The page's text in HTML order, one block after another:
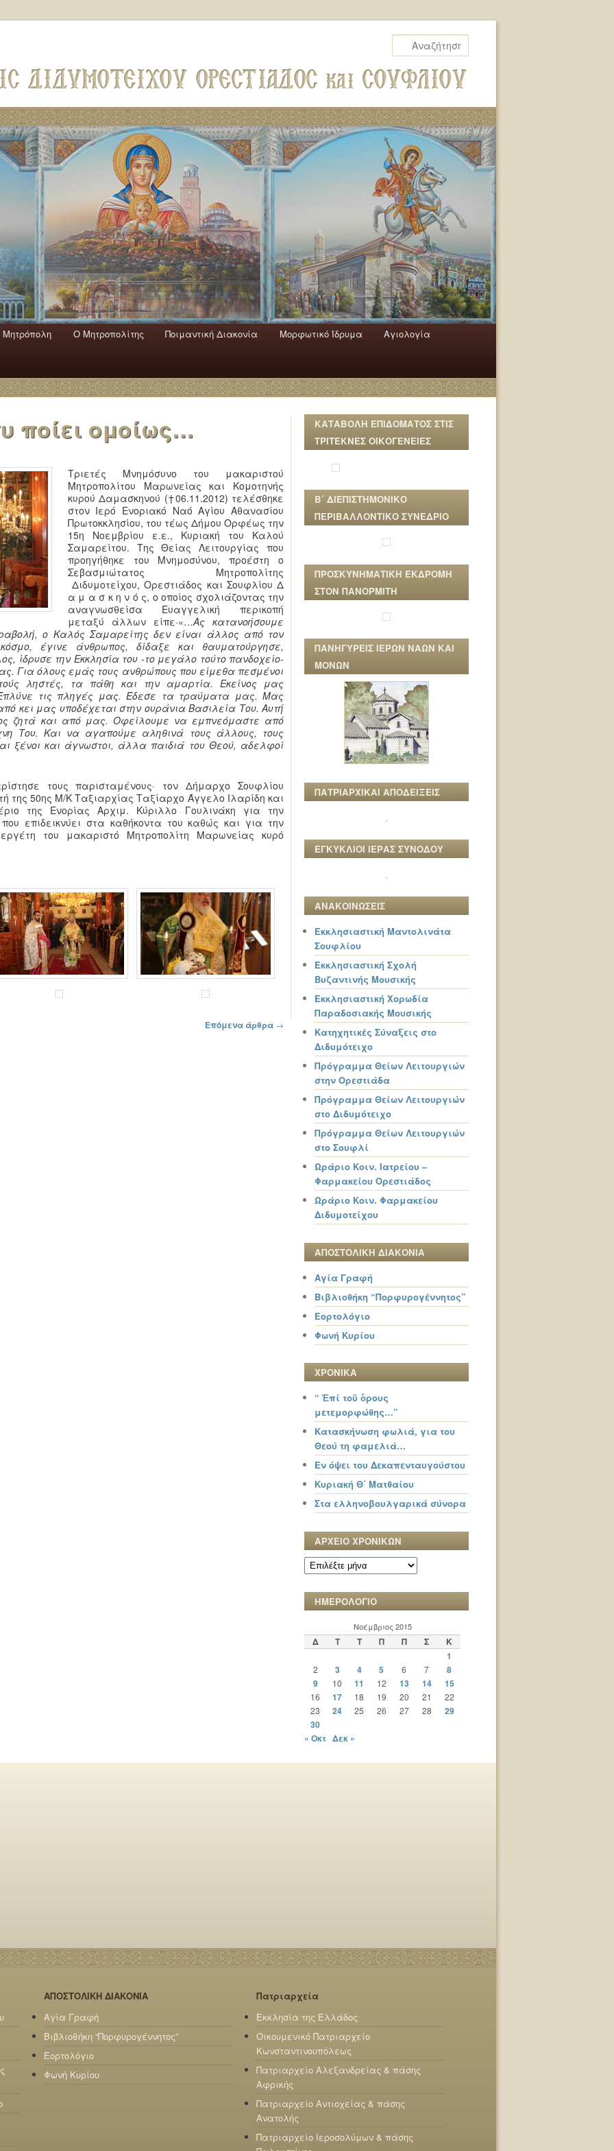
Mητρόπολη Ο Mητροπολίτης Ποιμαντική Διακονία Μορφωτικό Ίδρυμα Αγιολογία
ποίει ομοίως…
Τριετές Μνημόσυνο του μακαριστού
Μητροπολίτου Μαρωνείας και Κομοτηνής
κυρού Δαμασκηνού (†06.11.2012) τελέσθηκε
στον Ιερό Ενοριακό Ναό Αγίου Αθανασίου
Πρωτοκκλησίου, του τέως Δήμου Ορφέως την
15η Νοεμβρίου ε.ε., Κυριακή του Καλού
Σαμαρείτου. Της Θείας Λειτουργίας που
προηγήθηκε του Μνημοσύνου, προέστη ο
Σεβασμιώτατος Μητροπολίτης
Διδυμοτείχου, Ορεστιάδος και Σουφλίου Δ
α μ α σ κ η ν ό ς, ο οποίος σχολιάζοντας την
αναγνωσθείσα Ευαγγελική περικοπή
μεταξύ άλλων είπε·«…Ας κατανοήσουμε
ο Καλός Σαμαρείτης δεν είναι άλλος από τον
έγινε άνθρωπος, δίδαξε και θαυματούργησε,
ίδρυσε την Εκκλησία του -το μεγάλο τούτο πανδοχείο-
Για όλους εμάς τους ανθρώπους που είμεθα πεσμένοι
ληστές, τα πάθη και την αμαρτία. Εκείνος μας
τις πληγές μας. Έδεσε τα τραύματα μας. Μας
κει μας υποδέχεται στην ουράνια Βασιλεία Του. Αυτή
ζητά και από μας. Οφείλουμε να εμπνεόμαστε από
Του. Και να αγαπούμε αληθινά τους άλλους, τους
ξένοι και άγνωστοι, άλλα παιδιά του Θεού, αδελφοί
τους παρισταμένους· τον Δήμαρχο Σουφλίου
της 50ης Μ/Κ Ταξιαρχίας Ταξίαρχο Άγγελο Ιλαρίδη και
της Ενορίας Αρχιμ. Κύριλλο Γουλινάκη για την
επιδεικνύει στα καθήκοντα του καθώς και για την
του μακαριστό Μητροπολίτη Μαρωνείας κυρό
Επόμενα άρθρα →
ΚΑΤΑΒΟΛΗ ΕΠΙΔΟΜΑΤΟΣ ΣΤΙΣ
ΤΡΙΤΕΚΝΕΣ ΟΙΚΟΓΕΝΕΙΕΣ
Β΄ ΔΙΕΠΙΣΤΗΜΟΝΙΚΟ
ΠΕΡΙΒΑΛΛΟΝΤΙΚΟ ΣΥΝΕΔΡΙΟ
ΠΡΟΣΚΥΝΗΜΑΤΙΚΗ ΕΚΔΡΟΜΗ
ΣΤΟΝ ΠΑΝΟΡΜΙΤΗ
ΠΑΝΗΓΥΡΕΙΣ ΙΕΡΩΝ ΝΑΩΝ ΚΑΙ
ΜΟΝΩΝ
ΠΑΤΡΙΑΡΧΙΚΑΙ ΑΠΟΔΕΙΞΕΙΣ
ΕΓΚΥΚΛΙΟΙ ΙΕΡΑΣ ΣΥΝΟΔΟΥ
ΑΝΑΚΟΙΝΩΣΕΙΣ
Εκκλησιαστική Μαντολινάτα
Σουφλίου
Εκκλησιαστική Σχολή
Βυζαντινής Μουσικής
Εκκλησιαστική Χορωδία
Παραδοσιακής Μουσικής
Κατηχητικές Σύναξεις στο
Διδυμότειχο
Πρόγραμμα Θείων Λειτουργιών
στην Ορεστιάδα
Πρόγραμμα Θείων Λειτουργιών
στο Διδυμότειχο
Πρόγραμμα Θείων Λειτουργιών
στο Σουφλί
Ωράριο Κοιν. Ιατρείου –
Φαρμακείου Ορεστιάδος
Ωράριο Κοιν. Φαρμακείου
Διδυμοτείχου
ΑΠΟΣΤΟΛΙΚΗ ΔΙΑΚΟΝΙΑ
Αγία Γραφή
Βιβλιοθήκη “Πορφυρογέννητος”
Εορτολόγιο
Φωνή Κυρίου
ΧΡΟΝΙΚΑ
“ Ἐπί τοῦ ὄρους
μετεμορφώθης…”
Κατασκήνωση φωλιά, για του
Θεού τη φαμελιά…
Εν όψει του Δεκαπενταυγούστου
Κυριακή Θ΄ Ματθαίου
Στα ελληνοβουλγαρικά σύνορα
ΑΡΧΕΙΟ ΧΡΟΝΙΚΩΝ
ΑΡΧΕΙΟ
ΧΡΟΝΙΚΩΝ
ΗΜΕΡΟΛΟΓΙΟ
Νοέμβριος 2015
Δ Τ Τ Π Π Σ
Κ
1
2 3 4 5 6 7
8
9
10 11 12 13 14 15
16 17 18 19 20 21
22
23
24 25 26 27 28
29
30
« Οκτ Δεκ »
ΑΠΟΣΤΟΛΙΚΗ ΔΙΑΚΟΝΙΑ
Αγία Γραφή
Βιβλιοθήκη “Πορφυρογέννητος”
Εορτολόγιο
Φωνή Κυρίου
Πατριαρχεία
Εκκλησία της Ελλάδος
Οικουμενικό Πατριαρχείο
Κωνσταντινουπόλεως
Πατριαρχείο Αλεξανδρείας & πάσης
Αφρικής
Πατριαρχείο Αντιοχείας & πάσης
Ανατολής
Πατριαρχείο Ιεροσολύμων & πάσης